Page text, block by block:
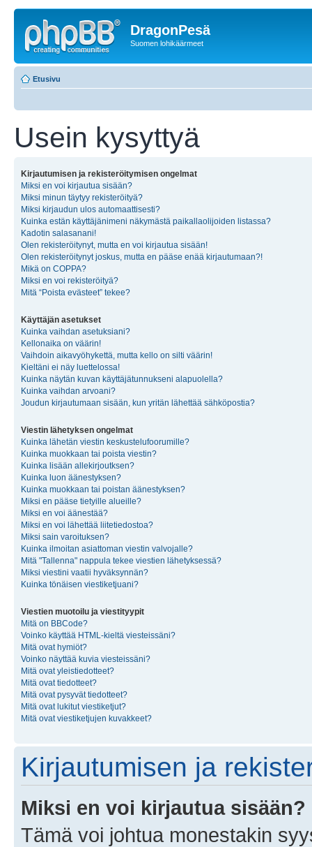
DragonPesä
Suomen lohikäärmeet
Etusivu
Usein kysyttyä
Kirjautumisen ja rekisteröitymisen ongelmat
Miksi en voi kirjautua sisään?
Miksi minun täytyy rekisteröityä?
Miksi kirjaudun ulos automaattisesti?
Kuinka estän käyttäjänimeni näkymästä paikallaolijoiden listassa?
Kadotin salasanani!
Olen rekisteröitynyt, mutta en voi kirjautua sisään!
Olen rekisteröitynyt joskus, mutta en pääse enää kirjautumaan?!
Mikä on COPPA?
Miksi en voi rekisteröityä?
Mitä “Poista evästeet” tekee?
Käyttäjän asetukset
Kuinka vaihdan asetuksiani?
Kellonaika on väärin!
Vaihdoin aikavyöhykettä, mutta kello on silti väärin!
Kieltäni ei näy luettelossa!
Kuinka näytän kuvan käyttäjätunnukseni alapuolella?
Kuinka vaihdan arvoani?
Joudun kirjautumaan sisään, kun yritän lähettää sähköpostia?
Viestin lähetyksen ongelmat
Kuinka lähetän viestin keskustelufoorumille?
Kuinka muokkaan tai poista viestin?
Kuinka lisään allekirjoutksen?
Kuinka luon äänestyksen?
Kuinka muokkaan tai poistan äänestyksen?
Miksi en pääse tietyille alueille?
Miksi en voi äänestää?
Miksi en voi lähettää liitetiedostoa?
Miksi sain varoituksen?
Kuinka ilmoitan asiattoman viestin valvojalle?
Mitä "Tallenna" nappula tekee viestien lähetyksessä?
Miksi viestini vaatii hyväksynnän?
Kuinka tönäisen viestiketjuani?
Viestien muotoilu ja viestityypit
Mitä on BBCode?
Voinko käyttää HTML-kieltä viesteissäni?
Mitä ovat hymiöt?
Voinko näyttää kuvia viesteissäni?
Mitä ovat yleistiedotteet?
Mitä ovat tiedotteet?
Mitä ovat pysyvät tiedotteet?
Mitä ovat lukitut viestiketjut?
Mitä ovat viestiketjujen kuvakkeet?
Kirjautumisen ja
Miksi en voi kirjautua sisään?
Tämä voi johtua monestakin